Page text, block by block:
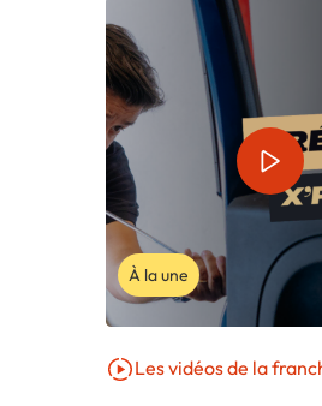
Les vidéos de la
À la une